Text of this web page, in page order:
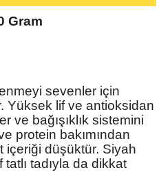
Gram
sevenler için
Yüksek lif ve antioksidan
ve bağışıklık sistemini
protein bakımından
içeriği düşüktür. Siyah
tadıyla da dikkat